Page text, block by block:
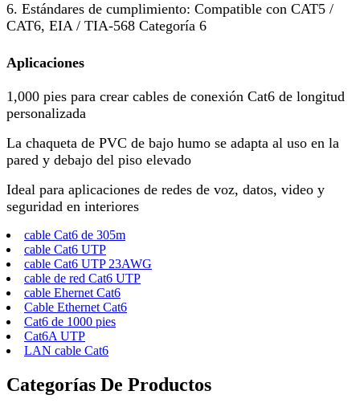
6. Estándares de cumplimiento: Compatible con CAT5 /
CAT6, EIA / TIA-568 Categoría 6
Aplicaciones
1,000 pies para crear cables de conexión Cat6 de longitud
personalizada
La chaqueta de PVC de bajo humo se adapta al uso en la
pared y debajo del piso elevado
Ideal para aplicaciones de redes de voz, datos, video y
seguridad en interiores
cable Cat6 de 305m
cable Cat6 UTP
cable Cat6 UTP 23AWG
cable de red Cat6 UTP
cable Ehernet Cat6
Cable Ethernet Cat6
Cat6 de 1000 pies
Cat6A UTP
LAN cable Cat6
Categorías De Productos